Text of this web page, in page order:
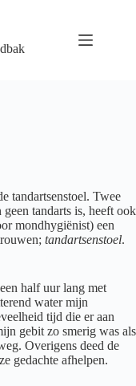
tandartsenstoel. Twee
tandarts is, heeft ook
mondhygiënist) een
tandartsenstoel.
half uur lang met
water mijn
tijd die er aan
gebit zo smerig was als
Overigens deed de
gedachte afhelpen.